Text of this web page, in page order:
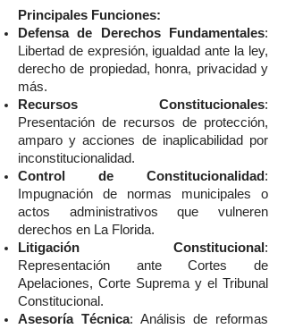
Principales Funciones:
Defensa de Derechos Fundamentales:
Libertad de expresión, igualdad ante la ley,
derecho de propiedad, honra, privacidad y
más.
Recursos Constitucionales:
Presentación de recursos de protección,
amparo y acciones de inaplicabilidad por
inconstitucionalidad.
Control de Constitucionalidad :
Impugnación de normas municipales o
actos administrativos que vulneren
derechos en La Florida.
Litigación Constitucional :
Representación ante Cortes de
Apelaciones, Corte Suprema y el Tribunal
Constitucional.
Asesoría Técnica: Análisis de reformas